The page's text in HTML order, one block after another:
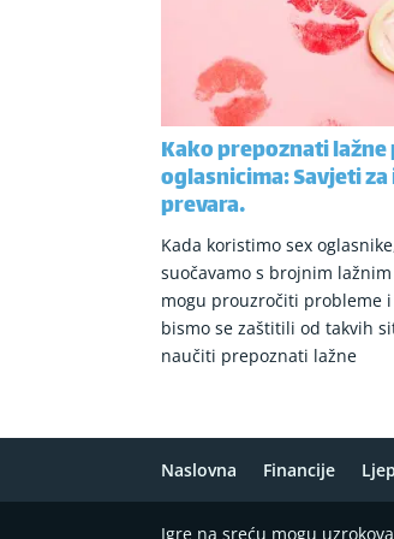
Kako prepoznati
oglasnicima: Savjeti
prevara.
Kada koristimo sex
suočavamo s brojnim
mogu prouzročiti probleme
bismo se zaštitili od takvih
naučiti prepoznati lažne
Naslovna Financije
Igre na sreću mogu